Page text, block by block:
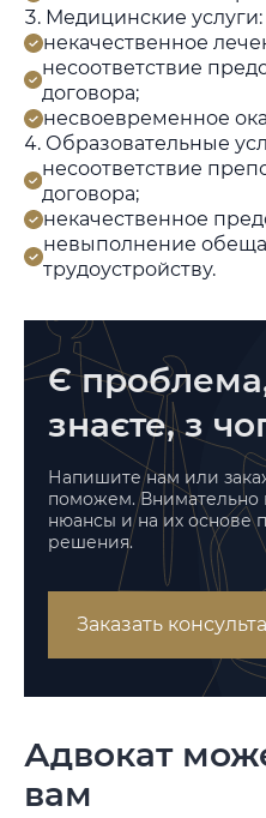
Медицинские услуги:
некачественное
несоответствие
договора;
несвоевременное
Образовательные
несоответствие
договора;
некачественное
невыполнение
трудоустройству.
Є
знаєте, з
Напишите нам или
поможем. Внимательно
нюансы и на их основе
решения.
Заказать
Адвокат
вам